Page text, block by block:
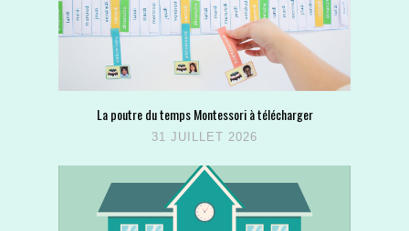
La poutre du temps Montessori à télécharger
31 JUILLET 2026